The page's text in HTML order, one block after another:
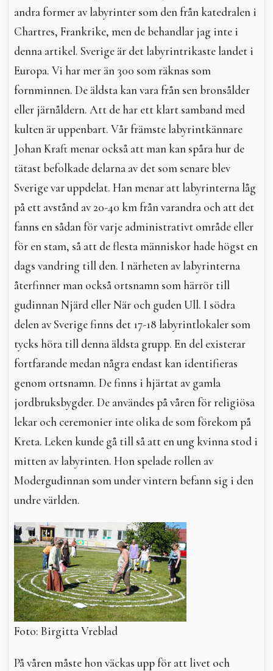
andra former av labyrinter som den från katedralen i
Chartres, Frankrike, men de behandlar jag inte i
denna artikel. Sverige är det labyrintrikaste landet i
Europa. Vi har mer än 300 som räknas som
fornminnen. De äldsta kan vara från sen bronsålder
eller järnåldern. Att de har ett klart samband med
kulten är uppenbart. Vår främste labyrintkännare
Johan Kraft menar också att man kan spåra hur de
tätast befolkade delarna av det som senare blev
Sverige var uppdelat. Han menar att labyrinterna låg
på ett avstånd av 20-40 km från varandra och att det
fanns en sådan för varje administrativt område eller
för en stam, så att de flesta människor hade högst en
dags vandring till den. I närheten av labyrinterna
återfinner man också ortsnamn som härrör till
gudinnan Njärd eller När och guden Ull. I södra
delen av Sverige finns det 17-18 labyrintlokaler som
tycks höra till denna äldsta grupp. En del existerar
fortfarande medan några endast kan identifieras
genom ortsnamn. De finns i hjärtat av gamla
jordbruksbygder. De användes på våren för religiösa
lekar och ceremonier inte olika de som förekom på
Kreta. Leken kunde gå till så att en ung kvinna stod i
mitten av labyrinten. Hon spelade rollen av
Modergudinnan som under vintern befann sig i den
undre världen.
Foto: Birgitta Vreblad
På våren måste hon väckas upp för att livet och